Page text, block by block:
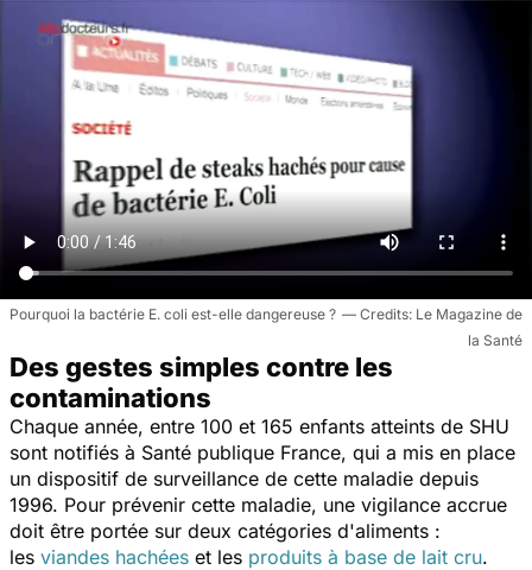
Pourquoi la bactérie E. coli est-elle dangereuse ?
Le Magazine de
la Santé
Des gestes simples contre les
contaminations
Chaque année, entre 100 et 165 enfants atteints de SHU
sont notifiés à Santé publique France, qui a mis en place
un dispositif de surveillance de cette maladie depuis
1996. Pour prévenir cette maladie, une vigilance accrue
doit être portée sur deux catégories d'aliments :
les viandes hachées et les produits à base de lait cru.